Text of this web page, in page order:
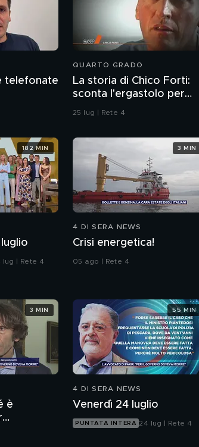
telefonate
QUARTO GRADO
La storia di Chico Forti:
sconta l'ergastolo per
omicidio
25 lug | Rete 4
lug | Rete 4
182 MIN
4 DI SERA NEWS
Crisi energetica!
05 ago | Rete 4
3 MIN
è
3 MIN
4 DI SERA NEWS
Venerdì 24 luglio
PUNTATA INTERA 24 lug | Rete 4
55 MIN